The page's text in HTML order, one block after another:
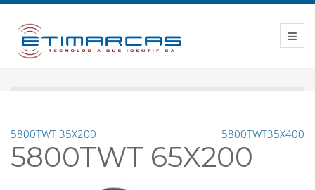
5800TWT 35X200 5800TWT35X400
5800TWT 65X200